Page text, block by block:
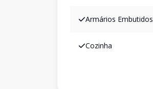
Armários Embutidos
Cozinha